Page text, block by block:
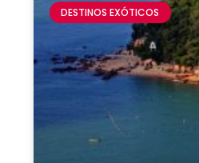
DESTINOS EXÓTICOS